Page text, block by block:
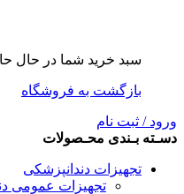
سبد خرید شما در حال
بازگشت به فروشگاه
ورود / ثبت نام
دسـته بـندی محـصولات
تجهیزات دندانپزشکی
تجهیزات عمومی